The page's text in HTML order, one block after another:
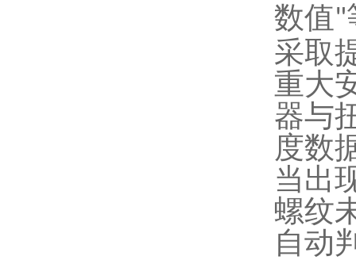
数值"
采取
重大
器与
度数
当出
螺纹
自动